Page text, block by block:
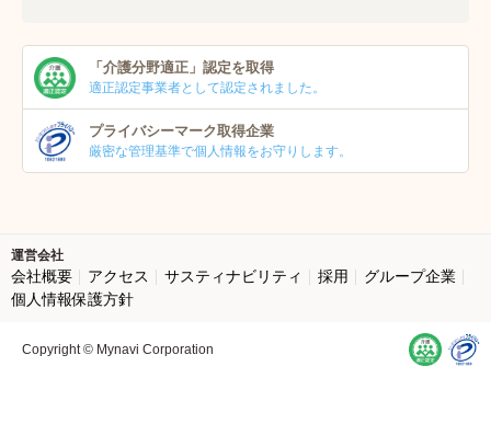
「介護分野適正」 認定を取得
適正認定事業者として認定されました。
プライバシーマーク取得企業
厳密な管理基準で個人情報をお守りします。
運営会社
会社概要 アクセス サスティナビリティ 採用
グループ企業
個人情報保護方針
Copyright © Mynavi Corporation